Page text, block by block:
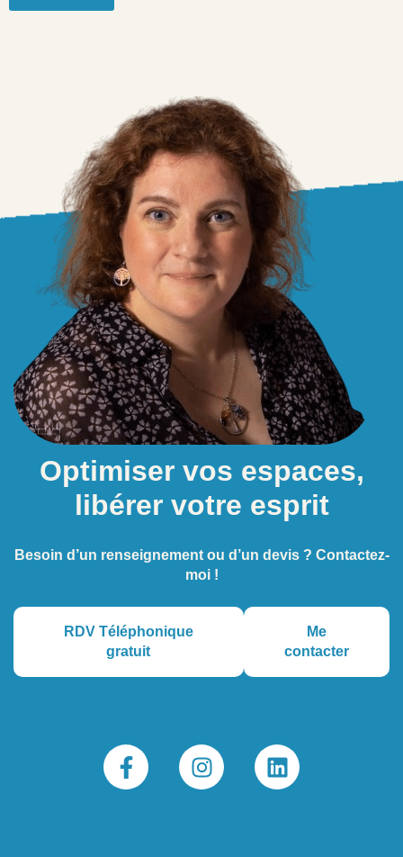
Optimiser vos espaces,
libérer votre esprit
Besoin d’un renseignement ou d’un devis ? Contactez-
moi !
RDV Téléphonique
gratuit
Me
contacter